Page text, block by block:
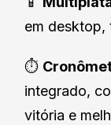
em desktop,
⏱️
integrado,
vitória e